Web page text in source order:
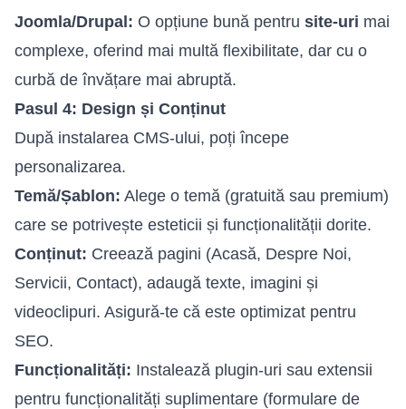
Joomla/Drupal: O opțiune bună pentru site-uri mai
complexe, oferind mai multă flexibilitate, dar cu o
curbă de învățare mai abruptă.
Pasul 4: Design și Conținut
După instalarea CMS-ului, poți începe
personalizarea.
Temă/Șablon: Alege o temă (gratuită sau premium)
care se potrivește esteticii și funcționalității dorite.
Conținut: Creează pagini (Acasă, Despre Noi,
Servicii, Contact), adaugă texte, imagini și
videoclipuri. Asigură-te că este optimizat pentru
SEO.
Funcționalități: Instalează plugin-uri sau extensii
pentru funcționalități suplimentare (formulare de